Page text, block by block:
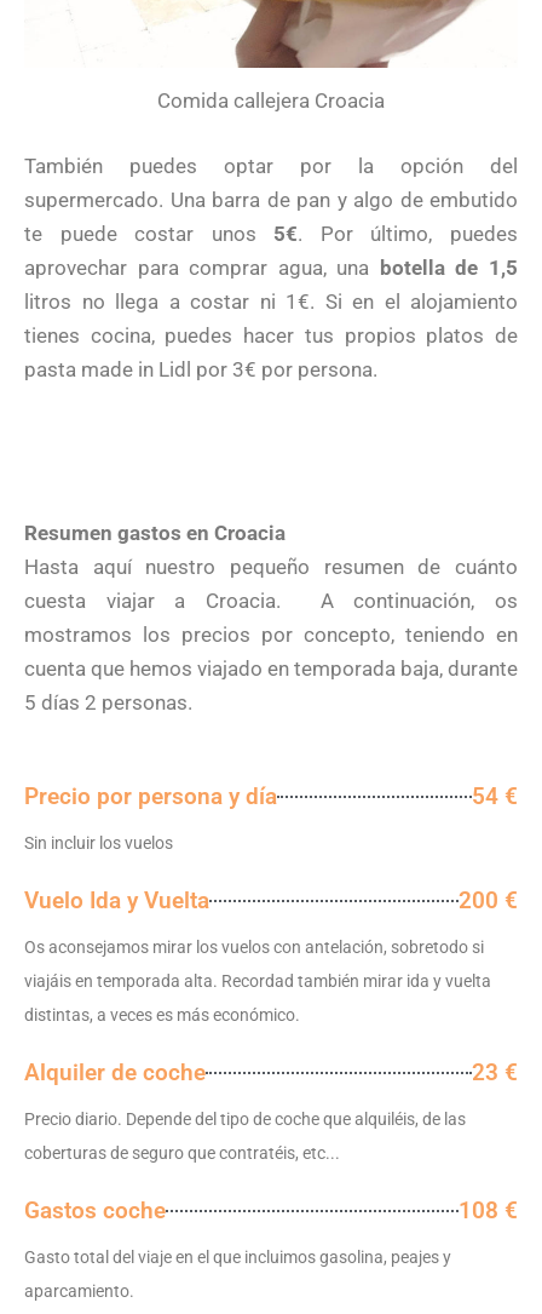
Comida callejera Croacia
También puedes optar por la opción del
supermercado. Una barra de pan y algo de embutido
te puede costar unos 5€. Por último, puedes
aprovechar para comprar agua, una botella de 1,5
litros no llega a costar ni 1€. Si en el alojamiento
tienes cocina, puedes hacer tus propios platos de
pasta made in Lidl por 3€ por persona.
Resumen gastos en Croacia
Hasta aquí nuestro pequeño resumen de cuánto
cuesta viajar a Croacia. A continuación, os
mostramos los precios por concepto, teniendo en
cuenta que hemos viajado en temporada baja, durante
5 días 2 personas.
Precio por persona y día 54 €
Sin incluir los vuelos
Vuelo Ida y Vuelta 200 €
Os aconsejamos mirar los vuelos con antelación, sobretodo si
viajáis en temporada alta. Recordad también mirar ida y vuelta
distintas, a veces es más económico.
Alquiler de coche 23 €
Precio diario. Depende del tipo de coche que alquiléis, de las
coberturas de seguro que contratéis, etc...
Gastos coche 108 €
Gasto total del viaje en el que incluimos gasolina, peajes y
aparcamiento.